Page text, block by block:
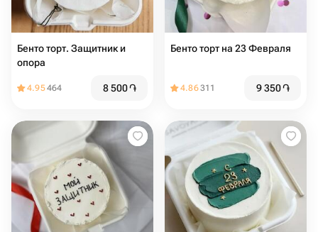
Бенто торт. Защитник и
опора
4.95464 8 500֏
Бенто торт на 23 Февраля
4.86311 9 350֏